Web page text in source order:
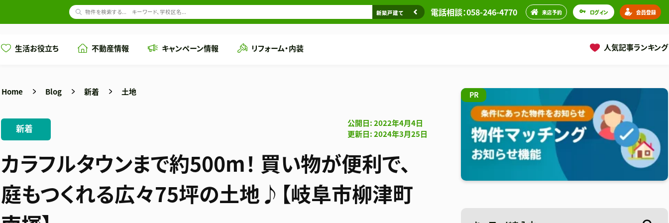
新築戸建て 電話相談：058-246-4770 来店予約 ログイン 会員登録
生活お役立ち 不動産情報 キャンペーン情報 リフォーム・内装 人気記事ランキング
Home Blog 新着 土地
新着
公開日: 2022年4月4日
更新日: 2024年3月25日
カラフルタウンまで約500m！ 買い物が便利で、
庭もつくれる広々75坪の土地♪【岐阜市柳津町